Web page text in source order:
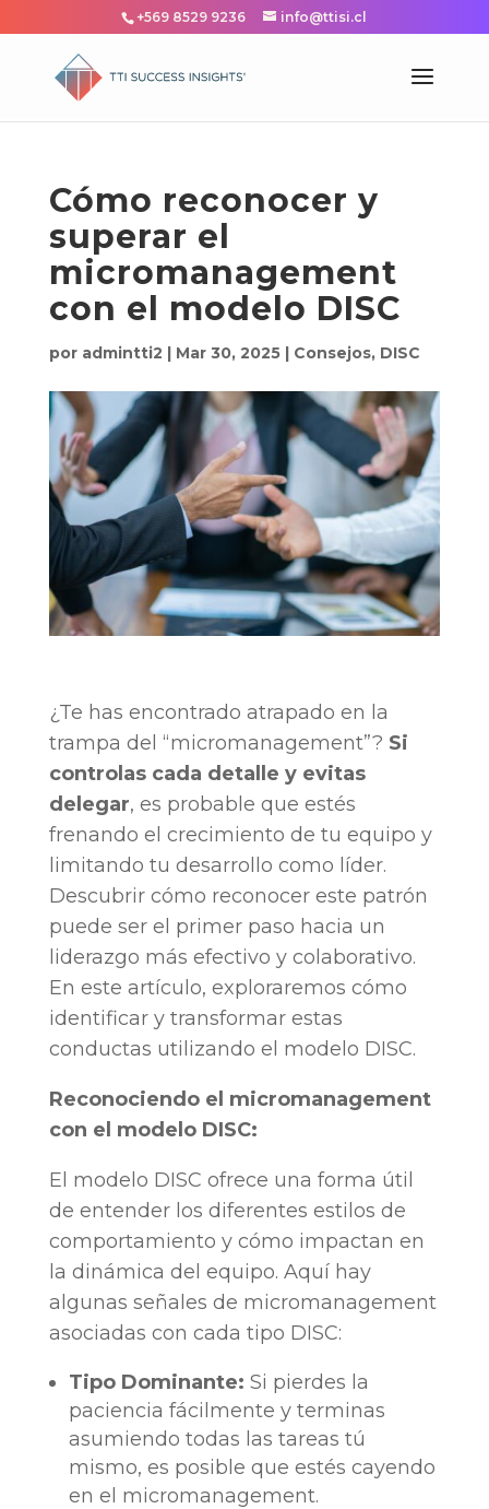
+569 8529 9236 info@ttisi.cl
Cómo reconocer y
superar el
micromanagement
con el modelo DISC
por admintti2 | Mar 30, 2025| Consejos, DISC
¿Te has encontrado atrapado en la
trampa del “micromanagement”? Si
controlas cada detalle y evitas
delegar, es probable que estés
frenando el crecimiento de tu equipo y
limitando tu desarrollo como líder.
Descubrir cómo reconocer este patrón
puede ser el primer paso hacia un
liderazgo más efectivo y colaborativo.
En este artículo, exploraremos cómo
identificar y transformar estas
conductas utilizando el modelo DISC.
Reconociendo el micromanagement
con el modelo DISC:
El modelo DISC ofrece una forma útil
de entender los diferentes estilos de
comportamiento y cómo impactan en
la dinámica del equipo. Aquí hay
algunas señales de micromanagement
asociadas con cada tipo DISC:
Tipo Dominante: Si pierdes la
paciencia fácilmente y terminas
asumiendo todas las tareas tú
mismo, es posible que estés cayendo
en el micromanagement.